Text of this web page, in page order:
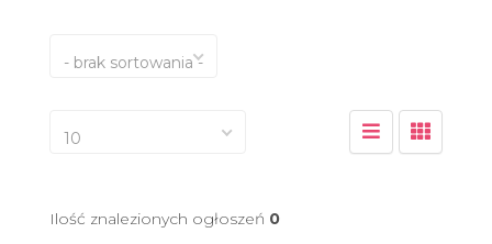
- brak sortowania -
10
Ilość znalezionych ogłoszeń 0